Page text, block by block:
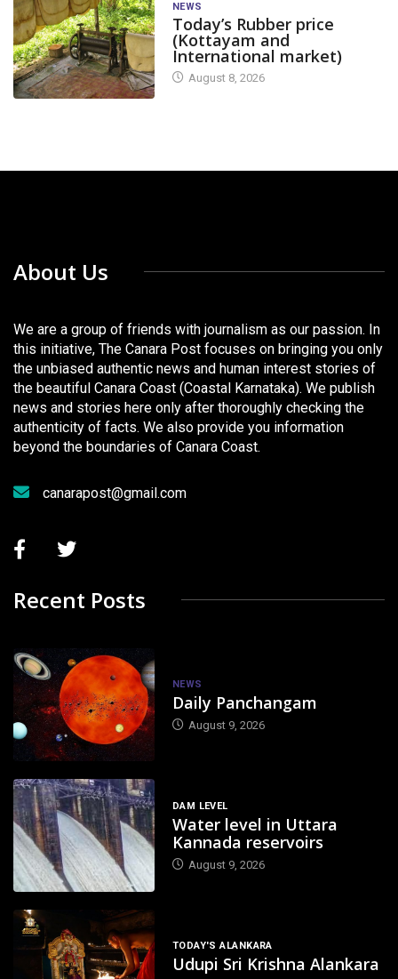
NEWS
Today’s Rubber price
(Kottayam and
International market)
August 8, 2026
About Us
We are a group of friends with journalism as our passion. In
this initiative, The Canara Post focuses on bringing you only
the unbiased authentic news and human interest stories of
the beautiful Canara Coast (Coastal Karnataka). We publish
news and stories here only after thoroughly checking the
authenticity of facts. We also provide you information
beyond the boundaries of Canara Coast.
canarapost@gmail.com
Recent Posts
NEWS
Daily Panchangam
August 9, 2026
DAM LEVEL
Water level in Uttara
Kannada reservoirs
August 9, 2026
TODAY'S ALANKARA
Udupi Sri Krishna Alankara